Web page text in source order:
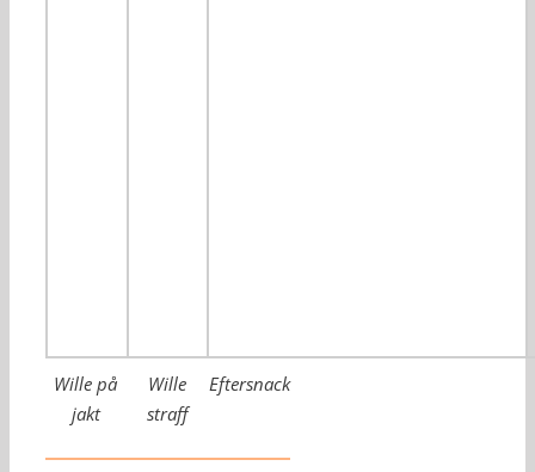
Wille på
jakt
Wille
straff
Eftersnack